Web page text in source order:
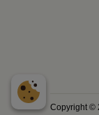
Copyright ©